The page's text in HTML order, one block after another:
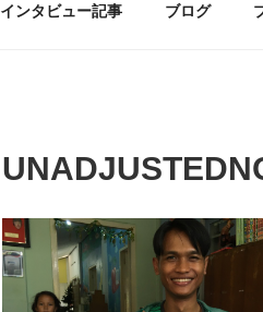
インタビュー記事 ブログ